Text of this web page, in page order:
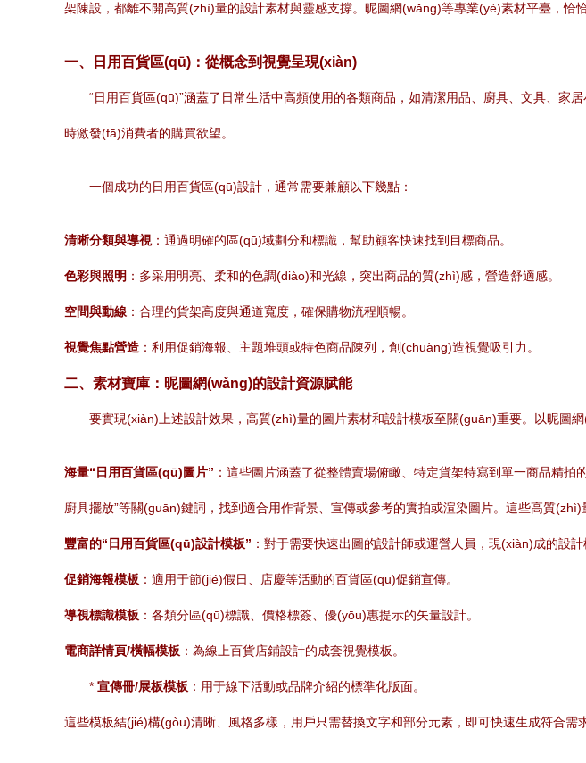
架陳設，都離不開高質(zhì)量的設計素材與靈感支撐。昵圖網(wǎng)等專業(yè)素材平臺，恰
一、日用百貨區(qū)：從概念到視覺呈現(xiàn)
“日用百貨區(qū)”涵蓋了日常生活中高頻使用的各類商品，如清潔用品、廚具、文具、
時激發(fā)消費者的購買欲望。
一個成功的日用百貨區(qū)設計，通常需要兼顧以下幾點：
清晰分類與導視 ：通過明確的區(qū)域劃分和標識，幫助顧客快速找到目標商品。
色彩與照明 ：多采用明亮、柔和的色調(diào)和光線，突出商品的質(zhì)感，營造舒適感。
空間與動線 ：合理的貨架高度與通道寬度，確保購物流程順暢。
視覺焦點營造 ：利用促銷海報、主題堆頭或特色商品陳列，創(chuàng)造視覺吸引力。
二、素材寶庫：昵圖網(wǎng)的設計資源賦能
要實現(xiàn)上述設計效果，高質(zhì)量的圖片素材和設計模板至關(guān)重要。以昵圖
海量“日用百貨區(qū)圖片” ：這些圖片涵蓋了從整體賣場俯瞰、特定貨架特寫到單一商品精
廚具擺放”等關(guān)鍵詞，找到適合用作背景、宣傳或參考的實拍或渲染圖片。這些高質(zhì)
豐富的“日用百貨區(qū)設計模板” ：對于需要快速出圖的設計師或運營人員，現(xiàn)成的設
促銷海報模板 ：適用于節(jié)假日、店慶等活動的百貨區(qū)促銷宣傳。
導視標識模板 ：各類分區(qū)標識、價格標簽、優(yōu)惠提示的矢量設計。
電商詳情頁/橫幅模板 ：為線上百貨店鋪設計的成套視覺模板。
* 宣傳冊/展板模板 ：用于線下活動或品牌介紹的標準化版面。
這些模板結(jié)構(gòu)清晰、風格多樣，用戶只需替換文字和部分元素，即可快速生成符合需